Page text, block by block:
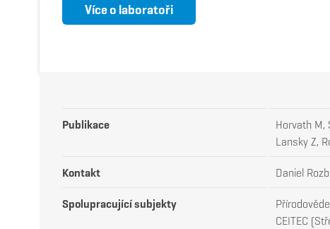
Více o laboratoři
Publikace
Horvath M,
Lansky Z,
Kontakt Daniel
Spolupracující subjekty
CEITEC